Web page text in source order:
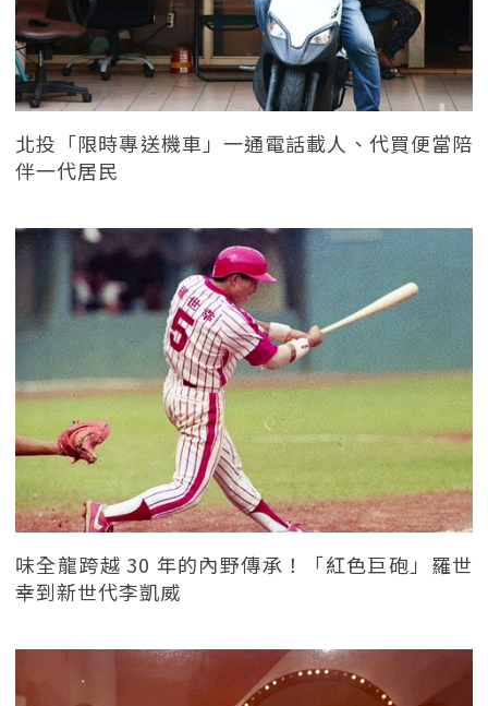
北投「限時專送機車」一通電話載人、代買便當陪
伴一代居民
味全龍跨越 30 年的內野傳承！「紅色巨砲」羅世
幸到新世代李凱威